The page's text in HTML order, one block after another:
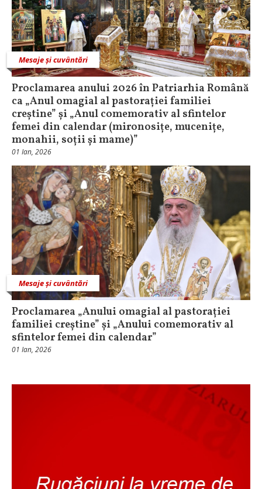
Mesaje și cuvântări
Proclamarea anului 2026 în Patriarhia Română
ca „Anul omagial al pastorației familiei
creștine” și „Anul comemorativ al sfintelor
femei din calendar (mironosițe, mucenițe,
monahii, soții și mame)”
01 Ian, 2026
Mesaje și cuvântări
Proclamarea „Anului omagial al pastorației
familiei creștine” și „Anului comemorativ al
sfintelor femei din calendar”
01 Ian, 2026